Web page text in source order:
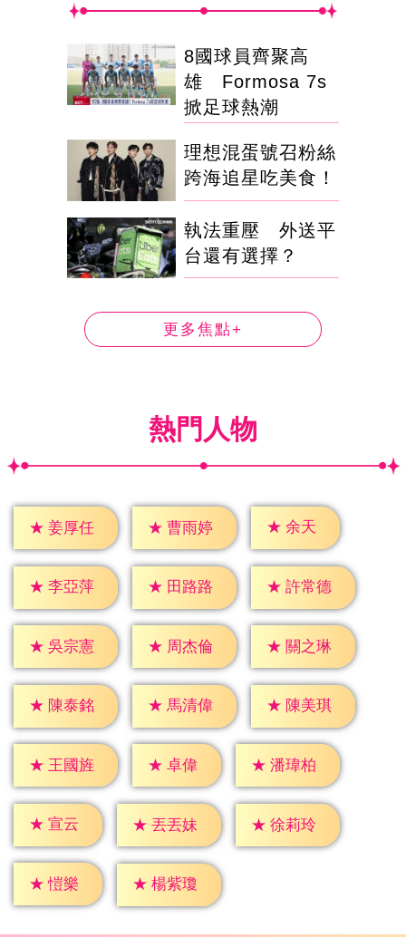
8國球員齊聚高
雄 Formosa 7s
掀足球熱潮
理想混蛋號召粉絲
跨海追星吃美食！
執法重壓 外送平
台還有選擇？
更多焦點+
熱門人物
★ 姜厚任 ★ 曹雨婷 ★ 余天
★ 李亞萍 ★ 田路路 ★ 許常德
★ 吳宗憲 ★ 周杰倫 ★ 關之琳
★ 陳泰銘 ★ 馬清偉 ★ 陳美琪
★ 王國旌 ★ 卓偉 ★ 潘瑋柏
★ 宣云 ★ 丟丟妹 ★ 徐莉玲
★ 愷樂 ★ 楊紫瓊